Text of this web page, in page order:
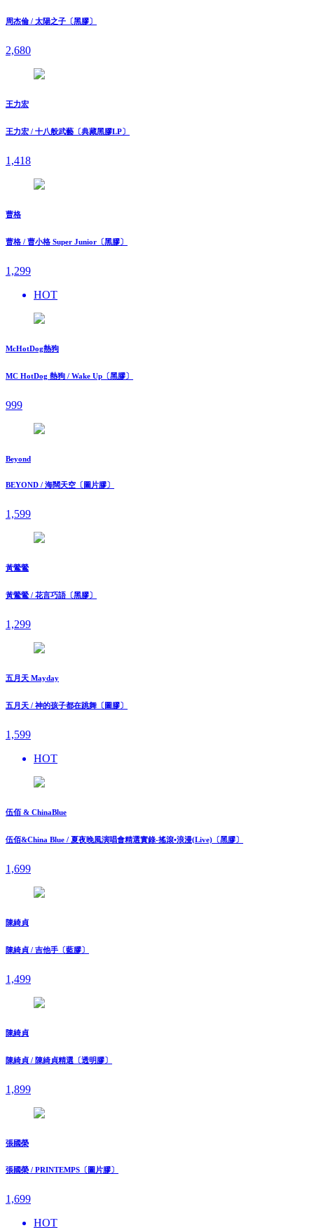
周杰倫 / 太陽之子〔黑膠〕
2,680
王力宏
王力宏 / 十八般武藝〔典藏黑膠LP〕
1,418
曹格
曹格 / 曹小格 Super Junior〔黑膠〕
1,299
HOT
McHotDog熱狗
MC HotDog 熱狗 / Wake Up〔黑膠〕
999
Beyond
BEYOND / 海闊天空〔圖片膠〕
1,599
黃鶯鶯
黃鶯鶯 / 花言巧語〔黑膠〕
1,299
五月天 Mayday
五月天 / 神的孩子都在跳舞〔圖膠〕
1,599
HOT
伍佰 & ChinaBlue
伍佰&China Blue / 夏夜晚風演唱會精選實錄-搖滾•浪漫(Live)〔黑膠〕
1,699
陳綺貞
陳綺貞 / 吉他手〔藍膠〕
1,499
陳綺貞
陳綺貞 / 陳綺貞精選〔透明膠〕
1,899
張國榮
張國榮 / PRINTEMPS〔圖片膠〕
1,699
HOT